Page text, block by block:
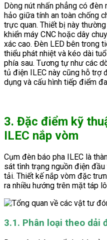
Dòng nút nhấn phẳng có
hảo giữa tính an toàn chống
trực quan. Thiết bị này
khiển máy CNC hoặc dây
xác cao. Đèn LED bên trong
thiểu phát nhiệt và kéo dài
phía sau. Tương tự như các
tủ điện ILEC này cũng hỗ trợ
dụng và cấu hình tiếp điểm
3. Đặc điểm kỹ
ILEC nắp vòm
Cụm đèn báo pha ILEC là
sát tình trạng nguồn điện
tải. Thiết kế nắp vòm đặc
ra nhiều hướng trên mặt táp
3.1. Phân loại theo dải